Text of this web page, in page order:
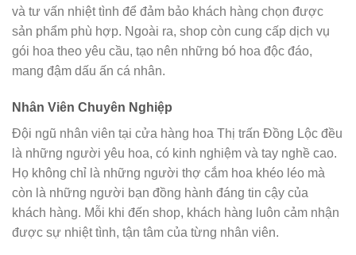
và tư vấn nhiệt tình để đảm bảo khách hàng chọn được
sản phẩm phù hợp. Ngoài ra, shop còn cung cấp dịch vụ
gói hoa theo yêu cầu, tạo nên những bó hoa độc đáo,
mang đậm dấu ấn cá nhân.
Nhân Viên Chuyên Nghiệp
Đội ngũ nhân viên tại cửa hàng hoa Thị trấn Đồng Lộc đều
là những người yêu hoa, có kinh nghiệm và tay nghề cao.
Họ không chỉ là những người thợ cắm hoa khéo léo mà
còn là những người bạn đồng hành đáng tin cậy của
khách hàng. Mỗi khi đến shop, khách hàng luôn cảm nhận
được sự nhiệt tình, tận tâm của từng nhân viên.